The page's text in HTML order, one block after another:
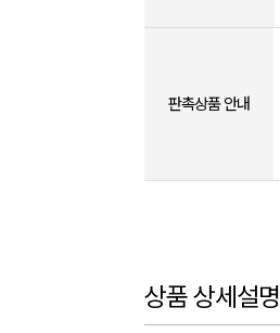
판촉상품 안내
상품 상세설명